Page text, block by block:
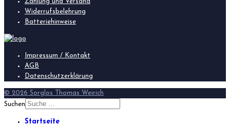
Widerrufsbelehrung
Batteriehinweise
Impressum / Kontakt
AGB
Datenschutzerklärung
© 2026 Sorglos Thomas Weirich
Suchen
Startseite